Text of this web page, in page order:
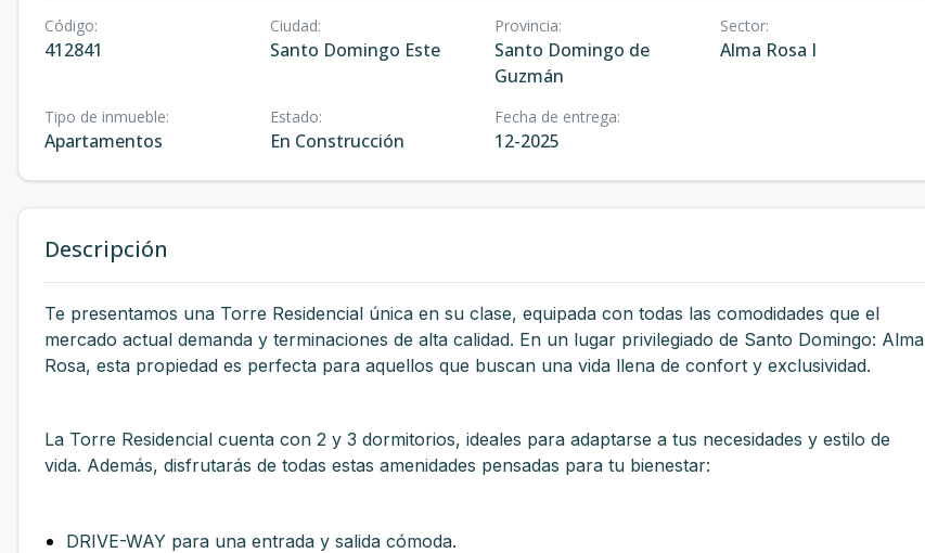
Código:
412841
Ciudad:
Santo Domingo Este
Provincia:
Santo Domingo de
Guzmán
Sector:
Alma Rosa I
Tipo de inmueble:
Apartamentos
Estado:
En Construcción
Fecha de entrega:
12-2025
Descripción
Te presentamos una Torre Residencial única en su clase, equipada con todas las comodidades que el
mercado actual demanda y terminaciones de alta calidad. En un lugar privilegiado de Santo Domingo: Alma
Rosa, esta propiedad es perfecta para aquellos que buscan una vida llena de confort y exclusividad.
La Torre Residencial cuenta con 2 y 3 dormitorios, ideales para adaptarse a tus necesidades y estilo de
vida. Además, disfrutarás de todas estas amenidades pensadas para tu bienestar:
DRIVE-WAY para una entrada y salida cómoda.